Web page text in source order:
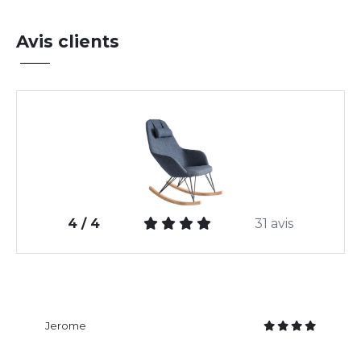
Avis clients
4 / 4 31 avis
Jerome